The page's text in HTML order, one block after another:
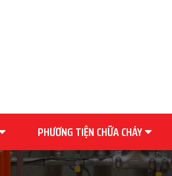
PHƯƠNG TIỆN CHỮA CHÁY